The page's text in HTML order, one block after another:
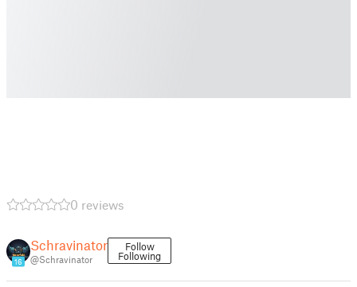
0 reviews
16
Schravinator
@Schravinator
Follow
Following